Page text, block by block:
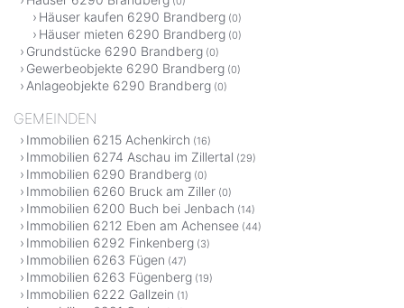
Häuser kaufen 6290 Brandberg (0)
Häuser mieten 6290 Brandberg (0)
Grundstücke 6290 Brandberg (0)
Gewerbeobjekte 6290 Brandberg (0)
Anlageobjekte 6290 Brandberg (0)
GEMEINDEN
Immobilien 6215 Achenkirch (16)
Immobilien 6274 Aschau im Zillertal (29)
Immobilien 6290 Brandberg (0)
Immobilien 6260 Bruck am Ziller (0)
Immobilien 6200 Buch bei Jenbach (14)
Immobilien 6212 Eben am Achensee (44)
Immobilien 6292 Finkenberg (3)
Immobilien 6263 Fügen (47)
Immobilien 6263 Fügenberg (19)
Immobilien 6222 Gallzein (1)